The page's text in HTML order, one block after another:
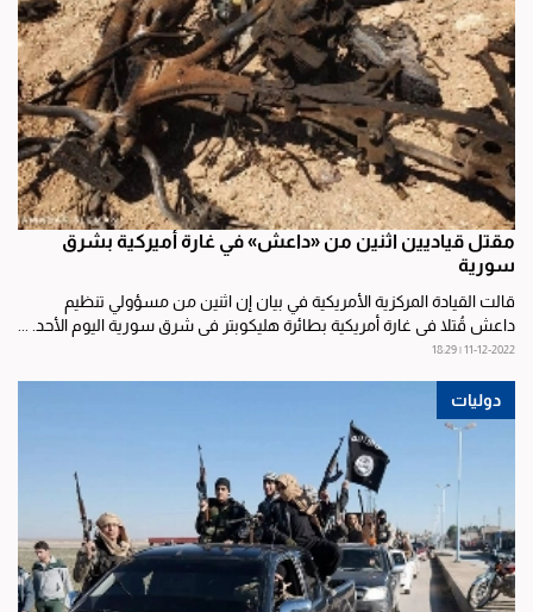
مقتل قياديين اثنين من «داعش» في غارة أميركية بشرق
سورية
قالت القيادة المركزية الأمريكية في بيان إن اثنين من مسؤولي تنظيم
داعش قُتلا في غارة أمريكية بطائرة هليكوبتر في شرق سورية اليوم الأحد. ...
11-12-2022 | 18:29
دوليات